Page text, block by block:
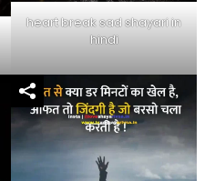
heart break sad shayari in
hindi